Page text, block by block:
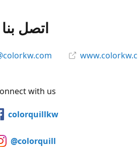
اتصل بنا
with us
colorquillkw
@colorquill